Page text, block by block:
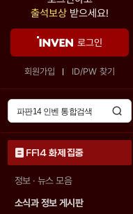
출석보상 받으세요!
로그인
회원가입 ID/PW 찾기
FF14 화제 집중
정보 · 뉴스 모음
소식과 정보 게시판